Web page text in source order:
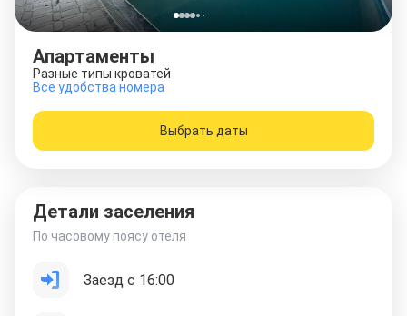
Апартаменты
Разные типы кроватей
Все удобства номера
Выбрать даты
Детали заселения
По часовому поясу отеля
Заезд с 16:00